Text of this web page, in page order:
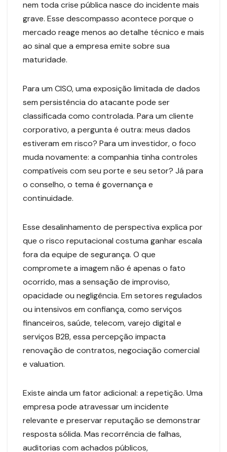
nem toda crise pública nasce do incidente mais
grave. Esse descompasso acontece porque o
mercado reage menos ao detalhe técnico e mais
ao sinal que a empresa emite sobre sua
maturidade.
Para um CISO, uma exposição limitada de dados
sem persistência do atacante pode ser
classificada como controlada. Para um cliente
corporativo, a pergunta é outra: meus dados
estiveram em risco? Para um investidor, o foco
muda novamente: a companhia tinha controles
compatíveis com seu porte e seu setor? Já para
o conselho, o tema é governança e
continuidade.
Esse desalinhamento de perspectiva explica por
que o risco reputacional costuma ganhar escala
fora da equipe de segurança. O que
compromete a imagem não é apenas o fato
ocorrido, mas a sensação de improviso,
opacidade ou negligência. Em setores regulados
ou intensivos em confiança, como serviços
financeiros, saúde, telecom, varejo digital e
serviços B2B, essa percepção impacta
renovação de contratos, negociação comercial
e valuation.
Existe ainda um fator adicional: a repetição. Uma
empresa pode atravessar um incidente
relevante e preservar reputação se demonstrar
resposta sólida. Mas recorrência de falhas,
auditorias com achados públicos,